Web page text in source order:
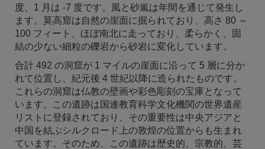
度、1 月は -7 度です。風と砂嵐は年間を通じて発生し
ます。莫高窟は自然の崖面に掘られており、高さ 80 ～
100 フィート、ほぼ南北に走っており、柔らかく、固
結の少ない細粒の礫岩から砂岩に変化しています。
合計 492 の洞窟が 1 マイルの崖面に沿って 5 層に分か
れて位置し、紀元後 4 世紀以降に造られたものです。
これらの洞窟は仏教の壁画や彩色彫刻の宝庫となって
います。この遺跡は国連教育科学文化機関の世界遺産
リストに登録されており、その重要性は中央アジアと
中国を結ぶシルクロード上の敦煌の位置からも生まれ
ています。そのため、この遺跡は歴史的、宗教的、芸